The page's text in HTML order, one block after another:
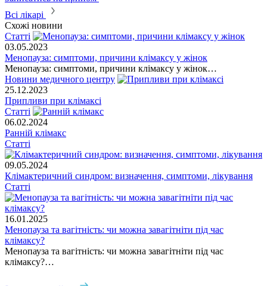
Всі лікарі
Схожі новини
Статті
03.05.2023
Менопауза: симптоми, причини клімаксу у жінок
Менопауза: симптоми, причини клімаксу у жінок…
Новини медичного центру
25.12.2023
Припливи при клімаксі
Статті
06.02.2024
Ранній клімакс
Статті
09.05.2024
Клімактеричний синдром: визначення, симптоми, лікування
Статті
16.01.2025
Менопауза та вагітність: чи можна завагітніти під час
клімаксу?
Менопауза та вагітність: чи можна завагітніти під час
клімаксу?…